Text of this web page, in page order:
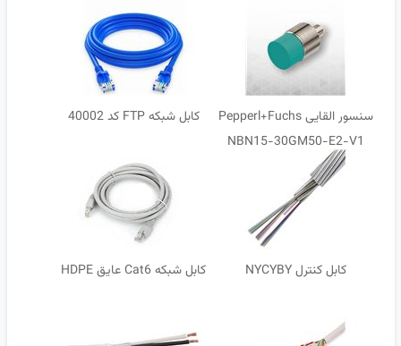
سنسور القایی Pepperl+Fuchs
NBN15-30GM50-E2-V1
کابل شبکه FTP کد 40002
کابل کنترل NYCYBY کابل شبکه Cat6 عایق HDPE